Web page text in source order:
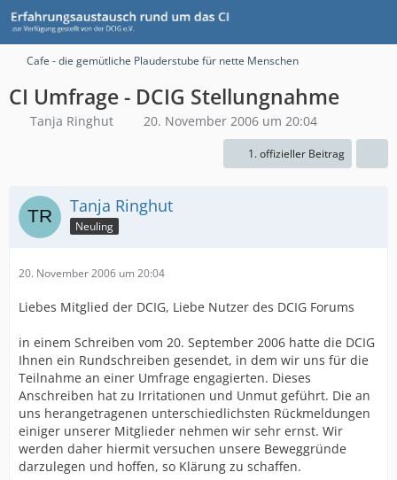
Cafe - die gemütliche Plauderstube für nette Menschen
CI Umfrage - DCIG Stellungnahme
Tanja Ringhut 20. November 2006 um 20:04
1. offizieller Beitrag
Tanja Ringhut
Neuling
20. November 2006 um 20:04
Liebes Mitglied der DCIG, Liebe Nutzer des DCIG Forums
in einem Schreiben vom 20. September 2006 hatte die DCIG
Ihnen ein Rundschreiben gesendet, in dem wir uns für die
Teilnahme an einer Umfrage engagierten. Dieses
Anschreiben hat zu Irritationen und Unmut geführt. Die an
uns herangetragenen unterschiedlichsten Rückmeldungen
einiger unserer Mitglieder nehmen wir sehr ernst. Wir
werden daher hiermit versuchen unsere Beweggründe
darzulegen und hoffen, so Klärung zu schaffen.